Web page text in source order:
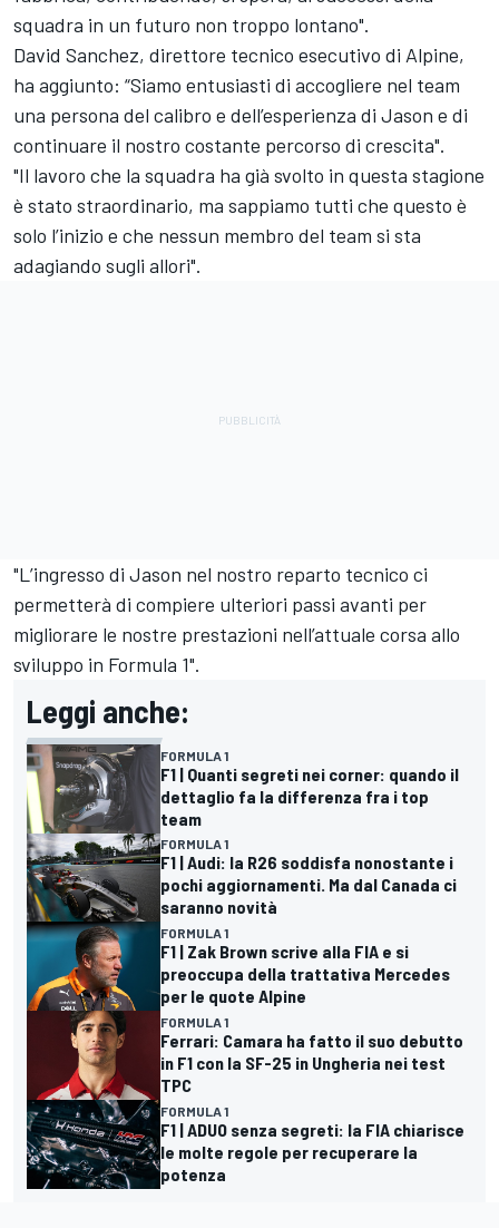
squadra in un futuro non troppo lontano".
David Sanchez, direttore tecnico esecutivo di Alpine,
ha aggiunto: “Siamo entusiasti di accogliere nel team
una persona del calibro e dell’esperienza di Jason e di
continuare il nostro costante percorso di crescita".
"Il lavoro che la squadra ha già svolto in questa stagione
è stato straordinario, ma sappiamo tutti che questo è
solo l’inizio e che nessun membro del team si sta
adagiando sugli allori".
"L’ingresso di Jason nel nostro reparto tecnico ci
permetterà di compiere ulteriori passi avanti per
migliorare le nostre prestazioni nell’attuale corsa allo
sviluppo in Formula 1".
Leggi anche:
FORMULA 1
F1 | Quanti segreti nei corner: quando il
dettaglio fa la differenza fra i top
team
FORMULA 1
F1 | Audi: la R26 soddisfa nonostante i
pochi aggiornamenti. Ma dal Canada ci
saranno novità
FORMULA 1
F1 | Zak Brown scrive alla FIA e si
preoccupa della trattativa Mercedes
per le quote Alpine
FORMULA 1
Ferrari: Camara ha fatto il suo debutto
in F1 con la SF-25 in Ungheria nei test
TPC
FORMULA 1
F1 | ADUO senza segreti: la FIA chiarisce
le molte regole per recuperare la
potenza